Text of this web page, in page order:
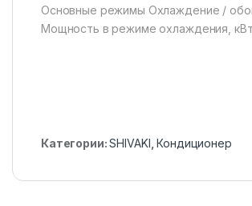
Основные режимы Охлаждение /
Мощность в режиме охлаждения,
Категории:SHIVAKI ,Кондиционер